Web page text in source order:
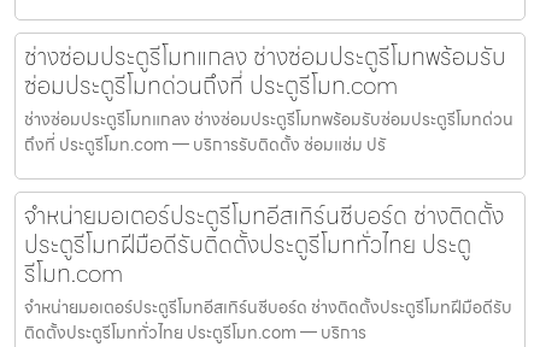
ช่างซ่อมประตูรีโมทแกลง ช่างซ่อมประตูรีโมทพร้อมรับ
ซ่อมประตูรีโมทด่วนถึงที่ ประตูรีโมท.com
ช่างซ่อมประตูรีโมทแกลง ช่างซ่อมประตูรีโมทพร้อมรับซ่อมประตูรีโมทด่วน
ถึงที่ ประตูรีโมท.com — บริการรับติดตั้ง ซ่อมแซ่ม ปรั
จำหน่ายมอเตอร์ประตูรีโมทอีสเทิร์นซีบอร์ด ช่างติดตั้ง
ประตูรีโมทฝีมือดีรับติดตั้งประตูรีโมททั่วไทย ประตู
รีโมท.com
จำหน่ายมอเตอร์ประตูรีโมทอีสเทิร์นซีบอร์ด ช่างติดตั้งประตูรีโมทฝีมือดีรับ
ติดตั้งประตูรีโมททั่วไทย ประตูรีโมท.com — บริการ